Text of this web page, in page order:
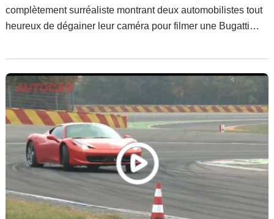
complètement surréaliste montrant deux automobilistes tout
heureux de dégainer leur caméra pour filmer une Bugatti